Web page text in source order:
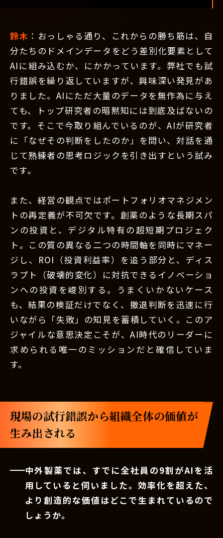
鈴木 ：おっしゃる通り、これからの勝ち筋は、自
分たちのドメインデータをどう差別化要素として
AIに組み込むか、にかかっています。弊社でも試
行錯誤を繰り返していますが、興味深い発見があ
りました。AIにただ大量のデータを無作為に与え
ても、トップ研究者の暗黙知には到底及ばないの
です。そこで今取り組んでいるのが、AIが研究者
に「なぜその判断をしたのか」を問い、対話を通
じて熟練者の思考ロジックを引き出すという試み
です。
また、経営の観点ではポートフォリオマネジメン
トの再定義が不可欠です。創薬のような長期スパ
ンの投資と、デジタル特有の超短期プロジェク
ト。この質の異なる二つの時間軸を同時にマネー
ジし、ROI（投資利益率）を追う部分と、ディス
ラプト（破壊的変化）に対抗できるイノベーショ
ンへの投資を峻別する。うまくいかないケース
も、結果の検証だけでなく、撤退判断を迅速に行
いながら「失敗」の知見を蓄積していく。このア
ジャイルな意思決定こそが、AI時代のリーダーに
求められる唯一のミッションだと確信していま
す。
現場の試行錯誤から組織全体の価値が
生み出される
中外製薬では、すでに全社員の9割がAIを活
用していると伺いました。効率化を超えた、
より創造的な価値はどこで生まれているので
しょうか。